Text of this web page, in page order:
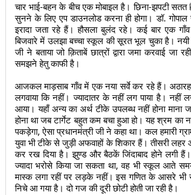
चार भाई-बहन के बीच एक मोबाइल है। छिना-झपटी
सुनने के लिए एप डाउनलोड करना ही होगा। डॉ.
इरादा जता रहे हैं। हौसला बुलंद रहे। कई बार एक
बिजवारे में उलझा बच्चा स्कूल की सूरत भूल चुका है।
जी ने बताया जो क़िताबें छात्रों द्वारा जमा करवाई
समझने हेतु काफी है।
आजकल माड़साब गाँव में एक नया सर्वे कर रहे हैं। अठारह
लगवाया कि नहीं। ज्यादातर के नहीं लग पाया है।
आया। यहाँ अन्य का अर्थ टीके उपलब्ध नहीं होना माना
होना था जब टार्गेट बहुत कम बचा हुआ हो। यह श्रम का
पकड़ेगा, ऐसा प्रधानमंत्री जी ने कहा था। कल हमारी
युवा भी टीके से जुड़ी अफवाहों के शिकार हैं। तीसरी
कर रख दिया है। झुण्ड और बैठकें जिंदाबाद होने लगी
ज्यादा भरोसे किया जा सकता था, वह भी स्कूल आते
मास्क लगा रहीं पर लड़के नहीं। इस गणित के आसरे भी
निचे आ गया है। दो गज की दूरी छोटी होती जा रही है।